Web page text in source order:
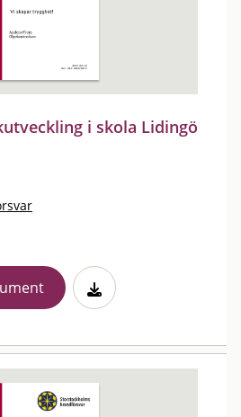
i skola Lidingö